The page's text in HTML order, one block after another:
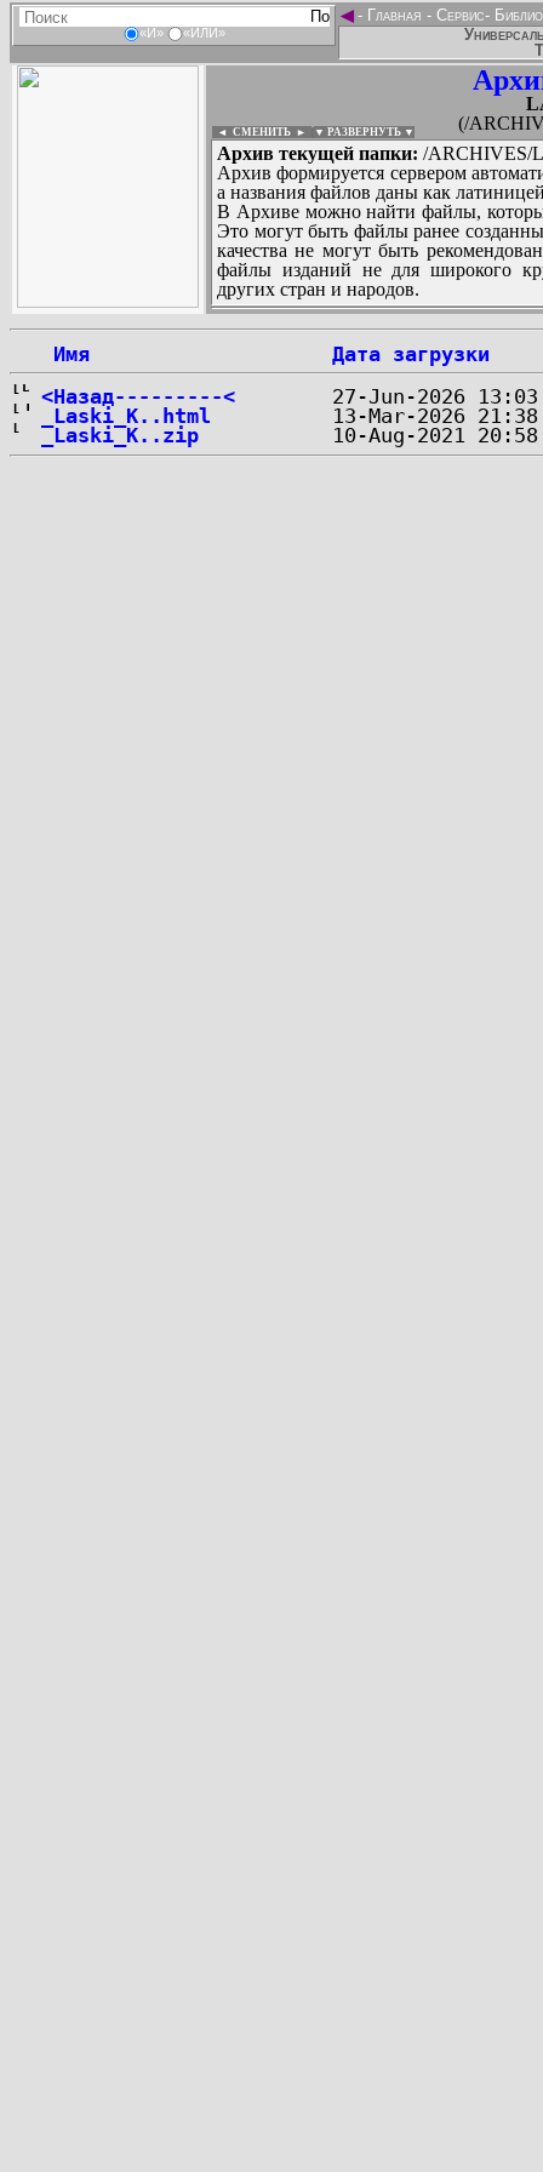
«И» «ИЛИ»
◄- Главная - Сервис-
(/
◄ СМЕНИТЬ ► ▼ РАЗВЕРНУТЬ ▼
Архив текущей папки: /ARCHIVES/
Архив формируется сервером
а названия файлов даны как
В Архиве можно найти файлы,
Это могут быть файлы ранее
качества не могут быть
файлы изданий не для широкого
других стран и народов.
Имя
Дата загрузки
<Назад---------<
_Laski_K..html
_Laski_K..zip